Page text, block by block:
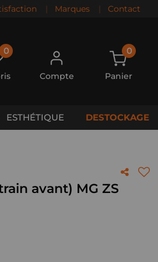
| Marques | Contact
0
Compte
0
Panier
ESTHÉTIQUE DESTOCKAGE
avant) MG ZS